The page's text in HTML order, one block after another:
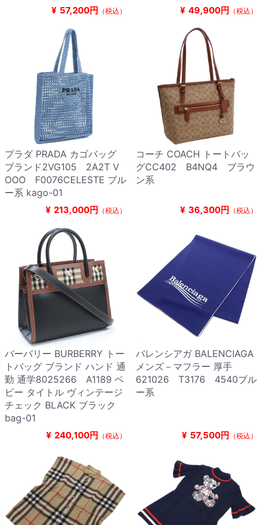
¥ 57,200円 （税込） ¥ 49,900円 （税込）
プラダ PRADA カゴバッグ
ブランド2VG105 2A2T V
OOO F0076CELESTE ブル
ー系 kago-01
¥ 213,000円 （税込）
コーチ COACH トートバッ
グCC402 B4NQ4 ブラウ
ン系
¥ 36,300円 （税込）
バーバリー BURBERRY トー
トバッグ ブランド ハンド 通
勤 通学8025266 A1189 ベ
ビー タイトル ヴィンテージ
チェック BLACK ブラック
bag-01
¥ 240,100円 （税込）
バレンシアガ BALENCIAGA
メンズ－マフラー 厚手
621026 T3176 4540ブル
ー系
¥ 57,500円 （税込）